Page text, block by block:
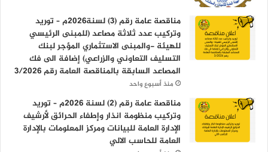
مناقصة عامة رقم (3) لسنة2026م – توريد
وتركيب عدد ثلاثة مصاعد (للمبنى الرئيسي
للهيئة -والمبنى الاستثماري المؤجر لبنك
التسليف التعاوني والزراعي) إضافة الى فك
المصاعد السابقة بالمناقصة العامة رقم 3/2026
منذ أسبوع واحد
مناقصة عامة رقم (2) لسنة 2026م – توريد
وتركيب منظومة انذار وإطفاء الحرائق لأرشيف
الإدارة العامة للبيانات ومركز المعلومات بالإدارة
العامة للحاسب الالي